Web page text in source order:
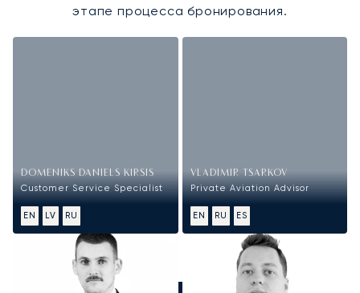
этапе процесса бронирования.
DOMENIKS DANIELS KIRSIS
Customer Service Specialist
EN LV RU
VLADIMIR TSARKOV
Private Aviation Advisor
EN RU ES